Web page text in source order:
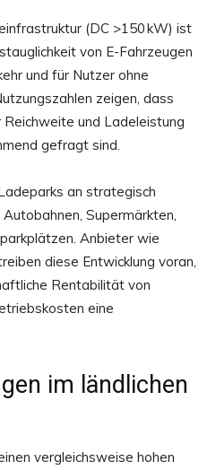
(DC >150 kW) ist
von E-Fahrzeugen
und für Nutzer ohne
zeigen, dass
und Ladeleistung
gefragt sind.
an strategisch
Supermärkten,
Anbieter wie
diese Entwicklung voran,
Rentabilität von
eine
im ländlichen
vergleichsweise hohen